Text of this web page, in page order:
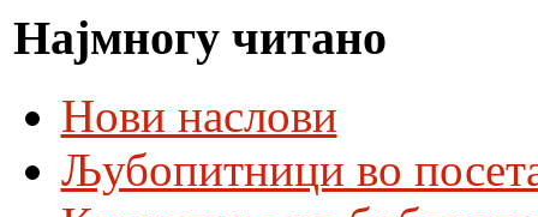
Најмногу читано
Нови наслови
Љубопитници во